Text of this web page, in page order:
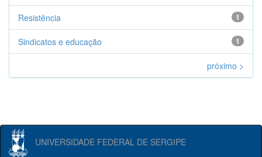
1
Resistência
1
Sindicatos e educação
próximo >
UNIVERSIDADE FEDERAL DE SERGIPE